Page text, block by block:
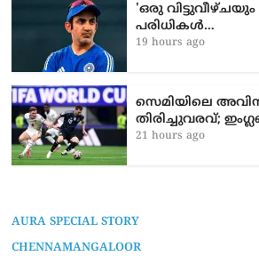
'ഒരു വിട്ടുവീഴ്ചയും
പരിധികൾ…
19 hours ago
സെമിയിലെ
തിരിച്ചുവരവ്;
21 hours ago
AURA SPECIAL STORY
CHENNAMANGALOOR